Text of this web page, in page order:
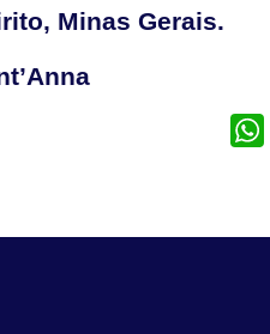
Minas Gerais.